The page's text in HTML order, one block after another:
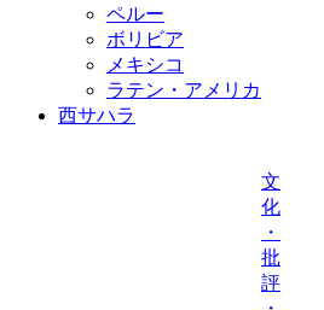
ペルー
ボリビア
メキシコ
ラテン・アメリカ
西サハラ
文
化
・
批
評